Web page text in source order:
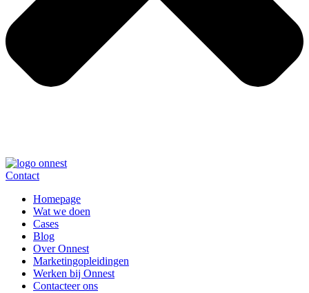
Contact
Homepage
Wat we doen
Cases
Blog
Over Onnest
Marketingopleidingen
Werken bij Onnest
Contacteer ons